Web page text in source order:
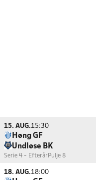
15. AUG.15:30
Høng GF
Undløse BK
Serie 4 - EfterårPulje 8
18. AUG.18:00